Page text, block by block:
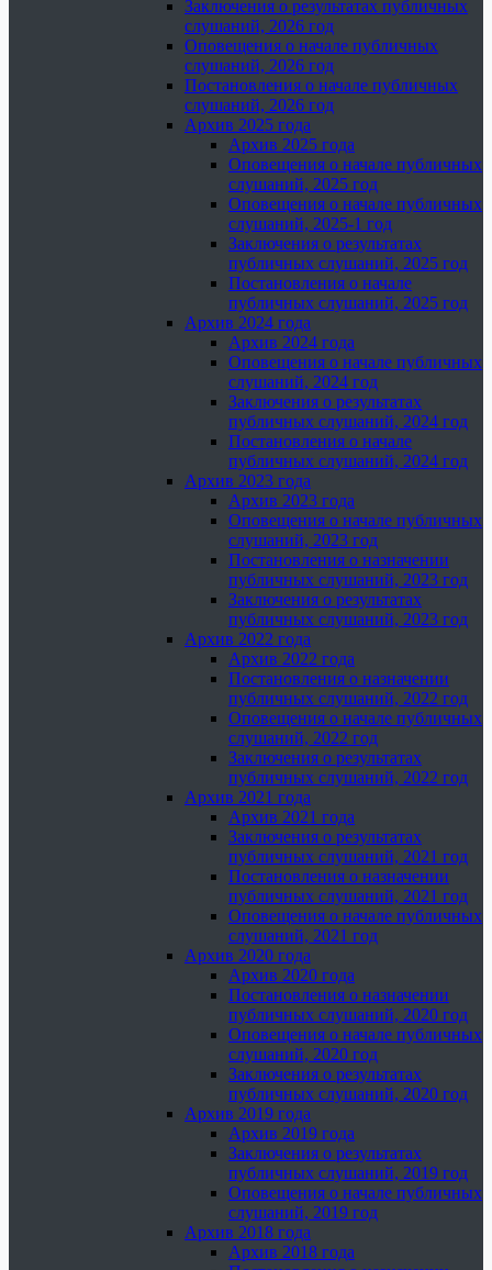
Заключения о результатах публичных
слушаний, 2026 год
Оповещения о начале публичных
слушаний, 2026 год
Постановления о начале публичных
слушаний, 2026 год
Архив 2025 года
Архив 2025 года
Оповещения о начале публичных
слушаний, 2025 год
Оповещения о начале публичных
слушаний, 2025-1 год
Заключения о результатах
публичных слушаний, 2025 год
Постановления о начале
публичных слушаний, 2025 год
Архив 2024 года
Архив 2024 года
Оповещения о начале публичных
слушаний, 2024 год
Заключения о результатах
публичных слушаний, 2024 год
Постановления о начале
публичных слушаний, 2024 год
Архив 2023 года
Архив 2023 года
Оповещения о начале публичных
слушаний, 2023 год
Постановления о назначении
публичных слушаний, 2023 год
Заключения о результатах
публичных слушаний, 2023 год
Архив 2022 года
Архив 2022 года
Постановления о назначении
публичных слушаний, 2022 год
Оповещения о начале публичных
слушаний, 2022 год
Заключения о результатах
публичных слушаний, 2022 год
Архив 2021 года
Архив 2021 года
Заключения о результатах
публичных слушаний, 2021 год
Постановления о назначении
публичных слушаний, 2021 год
Оповещения о начале публичных
слушаний, 2021 год
Архив 2020 года
Архив 2020 года
Постановления о назначении
публичных слушаний, 2020 год
Оповещения о начале публичных
слушаний, 2020 год
Заключения о результатах
публичных слушаний, 2020 год
Архив 2019 года
Архив 2019 года
Заключения о результатах
публичных слушаний, 2019 год
Оповещения о начале публичных
слушаний, 2019 год
Архив 2018 года
Архив 2018 года